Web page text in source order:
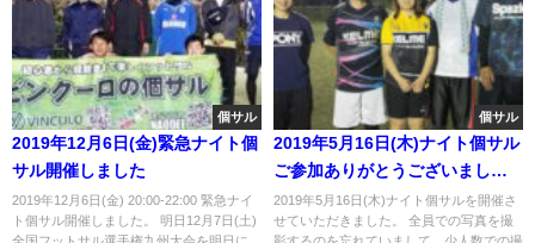
個サル
2019年12月6日(金)緊急ナイト個
サル開催しました
2019年12月6日(金) 20:00-22:00 緊急ナイ
ト個サル開催しました。 明日12月7日(土)
個サル
2019年5月16日(木)ナイト個サル
ご参加ありがとうございまし
た。
2019年5月16日(木)ナイト個サルを開催さ
せていただきました。 全員での写真を撮